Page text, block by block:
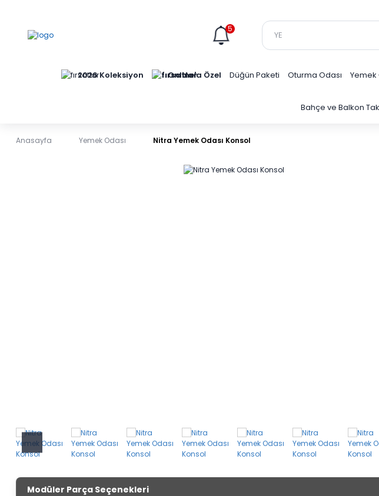
5
2026 Koleksiyon Online'a Özel Düğün Paketi Oturma Odası Yemek
Bahçe ve Balkon
Anasayfa Yemek Odası Nitra Yemek Odası Konsol
Modüler Parça Seçenekleri